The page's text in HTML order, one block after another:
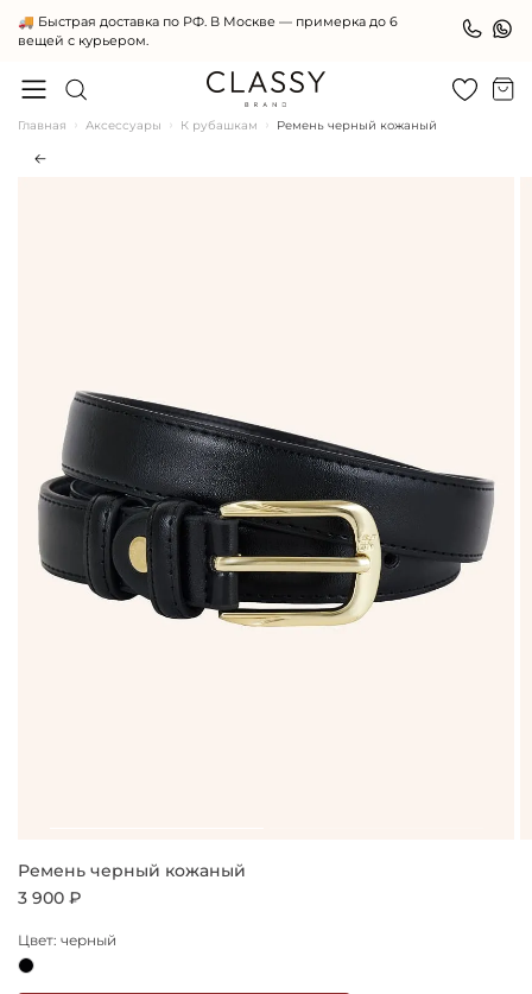
🚚 Быстрая доставка по РФ. В Москве — примерка до 6
вещей с курьером.
Главная Аксессуары К рубашкам Ремень черный кожаный
Ремень черный кожаный
3 900 ₽
Цвет: черный